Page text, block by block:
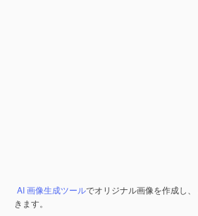
AI 画像生成ツールでオリジナル画像を作成し、
きます。